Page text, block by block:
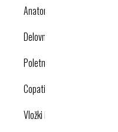
Anatomska obutev
Delovna obutev s certifikatom
Poletna obutev
Copati
Vložki in dodatki